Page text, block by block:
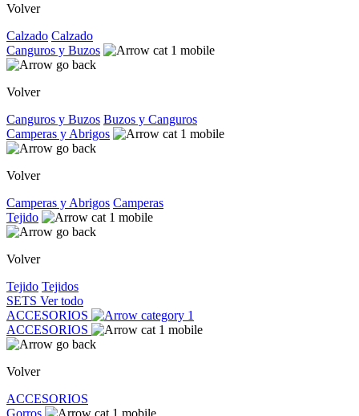
Volver
Calzado Calzado
Canguros y Buzos
Volver
Canguros y Buzos Buzos y Canguros
Camperas y Abrigos
Volver
Camperas y Abrigos Camperas
Tejido
Volver
Tejido Tejidos
SETS Ver todo
ACCESORIOS
ACCESORIOS
Volver
ACCESORIOS
Gorros